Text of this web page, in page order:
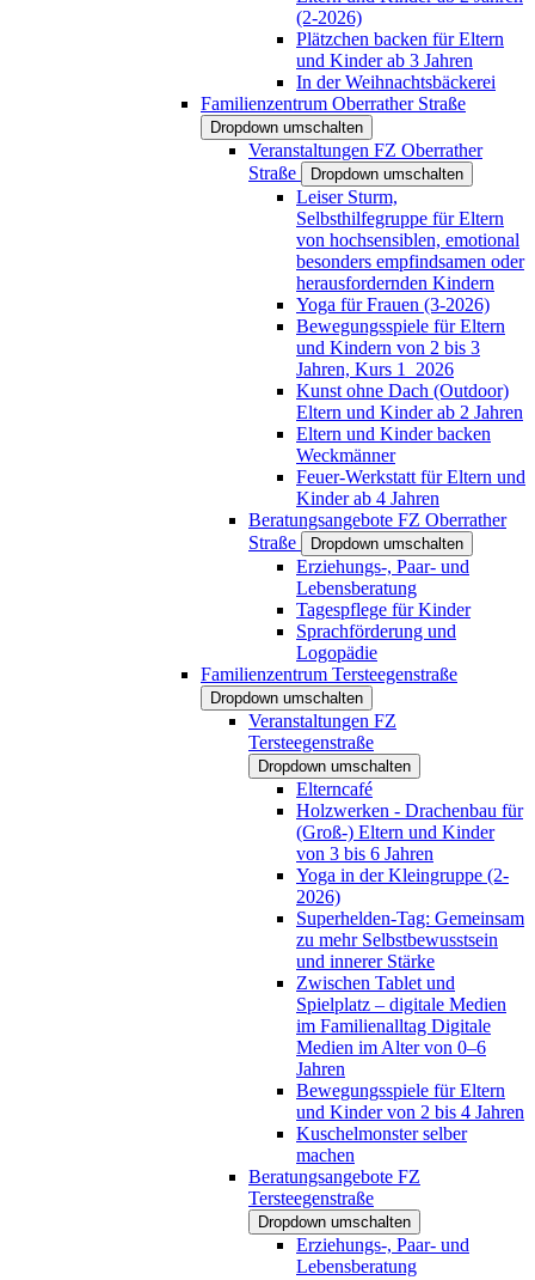
(2-2026)
Plätzchen backen für Eltern
und Kinder ab 3 Jahren
In der Weihnachtsbäckerei
Familienzentrum Oberrather Straße
Dropdown umschalten
Veranstaltungen FZ Oberrather
Straße
Dropdown umschalten
Leiser Sturm,
Selbsthilfegruppe für Eltern
von hochsensiblen, emotional
besonders empfindsamen oder
herausfordernden Kindern
Yoga für Frauen (3-2026)
Bewegungsspiele für Eltern
und Kindern von 2 bis 3
Jahren, Kurs 1_2026
Kunst ohne Dach (Outdoor)
Eltern und Kinder ab 2 Jahren
Eltern und Kinder backen
Weckmänner
Feuer-Werkstatt für Eltern und
Kinder ab 4 Jahren
Beratungsangebote FZ Oberrather
Straße
Dropdown umschalten
Erziehungs-, Paar- und
Lebensberatung
Tagespflege für Kinder
Sprachförderung und
Logopädie
Familienzentrum Tersteegenstraße
Dropdown umschalten
Veranstaltungen FZ
Tersteegenstraße
Dropdown umschalten
Elterncafé
Holzwerken - Drachenbau für
(Groß-) Eltern und Kinder
von 3 bis 6 Jahren
Yoga in der Kleingruppe (2-
2026)
Superhelden-Tag: Gemeinsam
zu mehr Selbstbewusstsein
und innerer Stärke
Zwischen Tablet und
Spielplatz – digitale Medien
im Familienalltag Digitale
Medien im Alter von 0–6
Jahren
Bewegungsspiele für Eltern
und Kinder von 2 bis 4 Jahren
Kuschelmonster selber
machen
Beratungsangebote FZ
Tersteegenstraße
Dropdown umschalten
Erziehungs-, Paar- und
Lebensberatung